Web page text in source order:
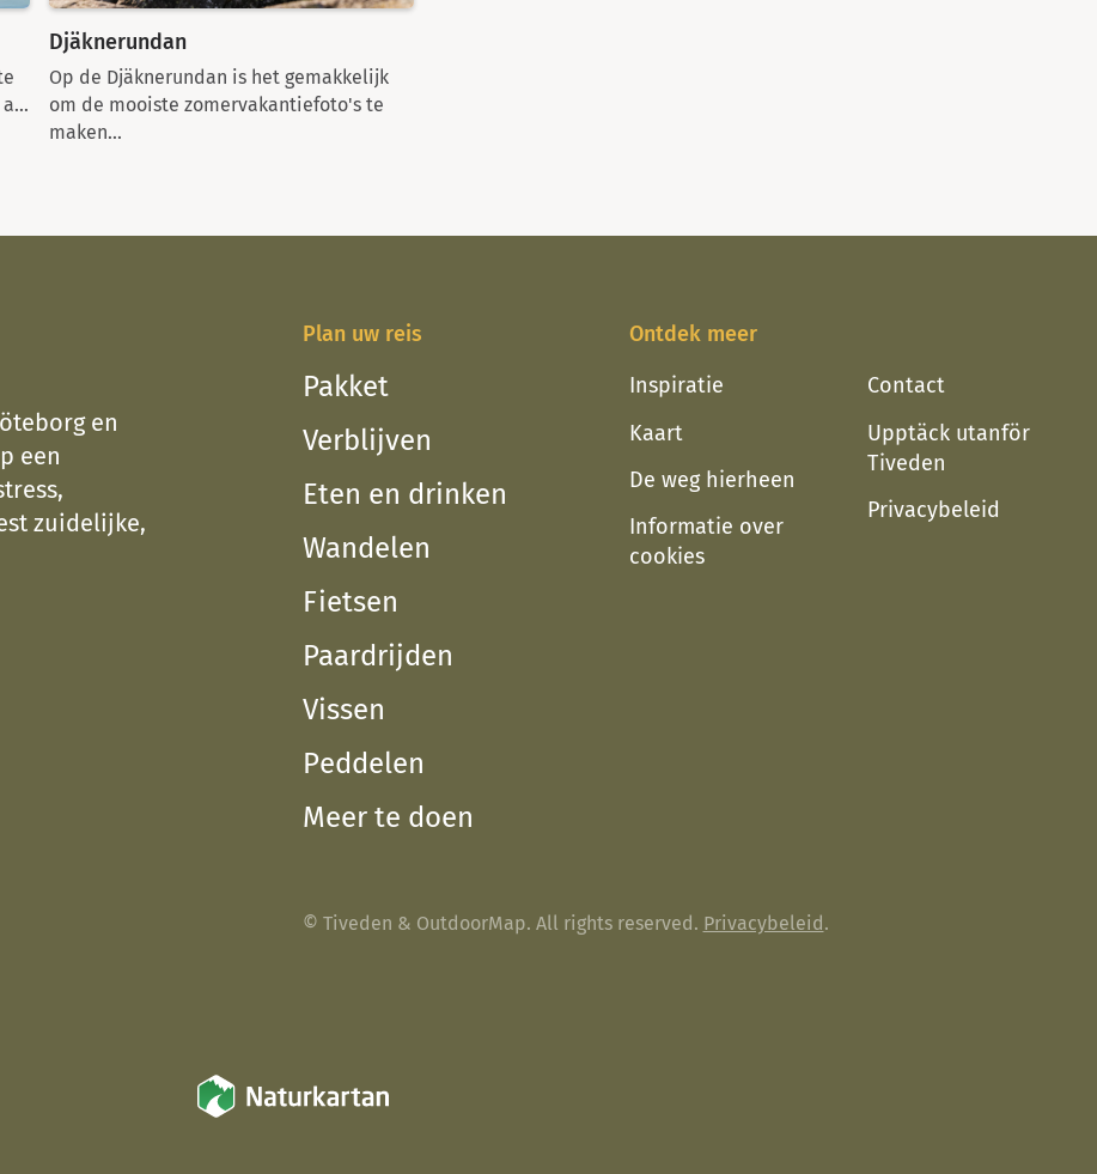
Djäknerundan
Op de Djäknerundan is het gemakkelijk
om de mooiste zomervakantiefoto's te
maken...
en
een
zuidelijke,
Plan uw reis
Pakket
Verblijven
Eten en drinken
Wandelen
Fietsen
Paardrijden
Vissen
Peddelen
Meer te doen
Ontdek meer
Inspiratie
Kaart
De weg hierheen
Informatie over
cookies
Contact
Upptäck utanför
Tiveden
Privacybeleid
© Tiveden & OutdoorMap. All rights reserved. Privacybeleid.